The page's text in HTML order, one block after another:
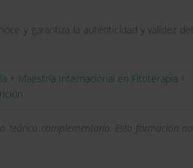
y garantiza la autenticidad y validez del
+ Maestría Internacional en Fitoterapia +
teórica complementaria. Esta formación no